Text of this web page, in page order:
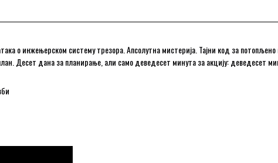
о инжењерском систему трезора. Апсолутна мистерија. Тајни код за потопљено
Десет дана за планирање, али само деведесет минута за акцију: деведесет